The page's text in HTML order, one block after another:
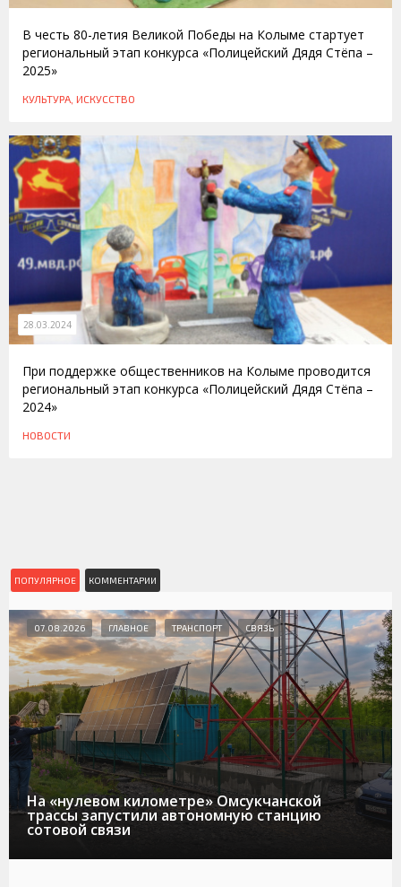
В честь 80-летия Великой Победы на Колыме стартует
региональный этап конкурса «Полицейский Дядя Стёпа –
2025»
КУЛЬТУРА, ИСКУССТВО
28.03.2024
При поддержке общественников на Колыме проводится
региональный этап конкурса «Полицейский Дядя Стёпа –
2024»
НОВОСТИ
ПОПУЛЯРНОЕ КОММЕНТАРИИ
На «нулевом километре» Омсукчанской
трассы запустили автономную станцию
сотовой связи
07.08.2026 ГЛАВНОЕ ТРАНСПОРТ СВЯЗЬ